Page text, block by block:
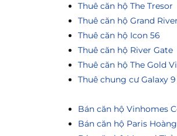
Thuê căn hộ The Tresor
Thuê căn hộ Grand
Thuê căn hộ Icon 56
Thuê căn hộ River Gate
Thuê căn hộ The Gold
Thuê chung cư Galaxy 9
Bán căn hộ Vinhomes
Bán căn hộ Paris